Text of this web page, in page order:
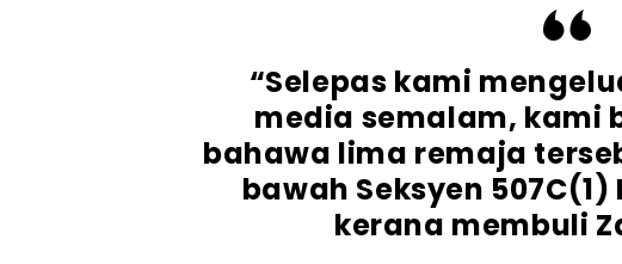
“Selepas kami
media semalam, kami
bahawa lima remaja
bawah Seksyen
kerana membuli